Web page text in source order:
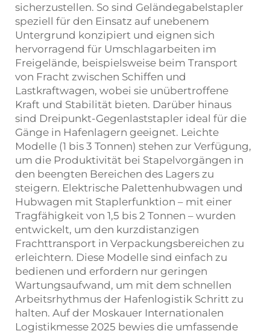
sicherzustellen. So sind Geländegabelstapler
speziell für den Einsatz auf unebenem
Untergrund konzipiert und eignen sich
hervorragend für Umschlagarbeiten im
Freigelände, beispielsweise beim Transport
von Fracht zwischen Schiffen und
Lastkraftwagen, wobei sie unübertroffene
Kraft und Stabilität bieten. Darüber hinaus
sind Dreipunkt-Gegenlaststapler ideal für die
Gänge in Hafenlagern geeignet. Leichte
Modelle (1 bis 3 Tonnen) stehen zur Verfügung,
um die Produktivität bei Stapelvorgängen in
den beengten Bereichen des Lagers zu
steigern. Elektrische Palettenhubwagen und
Hubwagen mit Staplerfunktion – mit einer
Tragfähigkeit von 1,5 bis 2 Tonnen – wurden
entwickelt, um den kurzdistanzigen
Frachttransport in Verpackungsbereichen zu
erleichtern. Diese Modelle sind einfach zu
bedienen und erfordern nur geringen
Wartungsaufwand, um mit dem schnellen
Arbeitsrhythmus der Hafenlogistik Schritt zu
halten. Auf der Moskauer Internationalen
Logistikmesse 2025 bewies die umfassende